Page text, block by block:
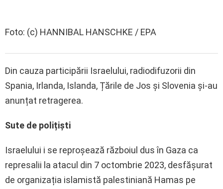
Foto: (c) HANNIBAL HANSCHKE / EPA
Din cauza participării Israelului, radiodifuzorii din
Spania, Irlanda, Islanda, Țările de Jos și Slovenia și-au
anunțat retragerea.
Sute de polițiști
Israelului i se reproșează războiul dus în Gaza ca
represalii la atacul din 7 octombrie 2023, desfășurat
de organizația islamistă palestiniană Hamas pe